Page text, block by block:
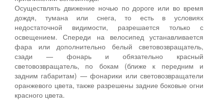
Осуществлять движение ночью по дороге или во время
дождя, тумана или снега, то есть в условиях
недостаточной видимости, разрешается только с
освещением. Спереди на велосипед устанавливается
фара или дополнительно белый световозвращатель,
сзади — фонарь и обязательно красный
световозвращатель, по бокам (ближе к передним и
задним габаритам) — фонарики или световозвращатели
оранжевого цвета, также разрешены задние боковые огни
красного цвета.